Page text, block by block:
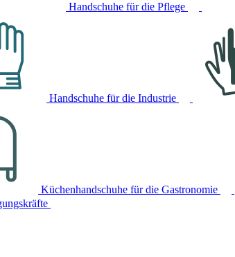
Handschuhe für die Pflege
Handschuhe für die Industrie
Küchenhandschuhe für die Gastronomie